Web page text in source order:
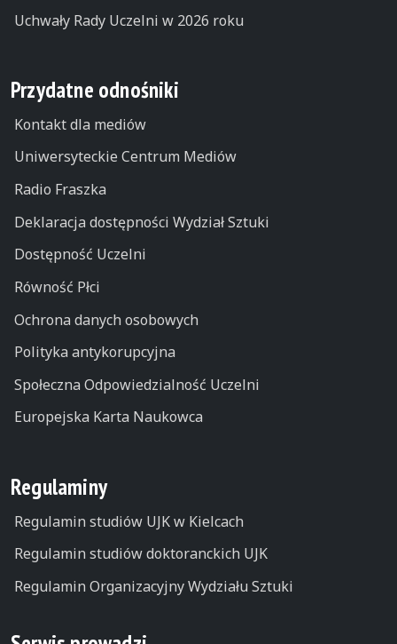
Uchwały Rady Uczelni w 2026 roku
Przydatne odnośniki
Kontakt dla mediów
Uniwersyteckie Centrum Mediów
Radio Fraszka
Deklaracja dostępności Wydział Sztuki
Dostępność Uczelni
Równość Płci
Ochrona danych osobowych
Polityka antykorupcyjna
Społeczna Odpowiedzialność Uczelni
Europejska Karta Naukowca
Regulaminy
Regulamin studiów UJK w Kielcach
Regulamin studiów doktoranckich UJK
Regulamin Organizacyjny Wydziału Sztuki